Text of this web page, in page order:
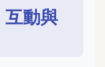
互動與